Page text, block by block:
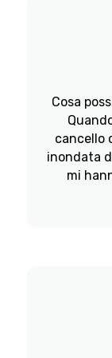
Cosa
cancello
inondata
mi
quiete,
serenità
chi vi fa
sai
non sei